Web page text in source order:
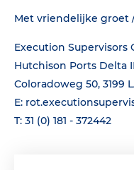
Met vriendelijke groet
Execution Supervisors
Hutchison Ports Delta II
Coloradoweg 50, 3199
E:
T: 31 (0) 181 - 372442